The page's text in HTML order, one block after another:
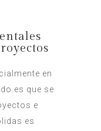
en
que se
e
es